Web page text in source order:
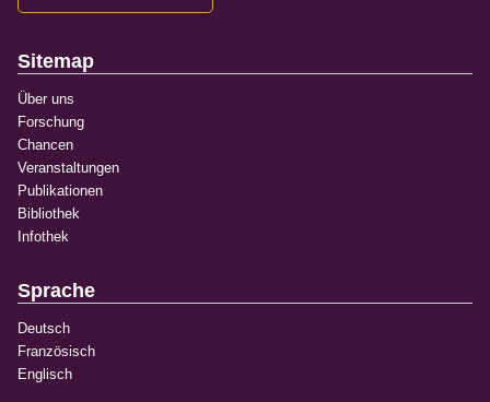
Sitemap
Über uns
Forschung
Chancen
Veranstaltungen
Publikationen
Bibliothek
Infothek
Sprache
Deutsch
Französisch
Englisch